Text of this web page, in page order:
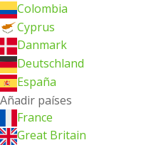
Colombia
Cyprus
Danmark
Deutschland
España
Añadir países
France
Great Britain